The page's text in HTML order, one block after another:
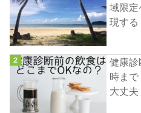
域限定
現する
健康
時ま
大丈夫